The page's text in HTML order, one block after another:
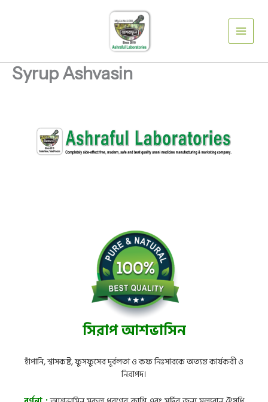
Syrup Ashvasin
সিরাপ আশভাসিন
হাঁপানি, শ্বাসকষ্ট, ফুসফুসের দূর্বলতা ও কফ নিঃসারকে অত্যন্ত কার্যকরী ও
নিরাপদ।